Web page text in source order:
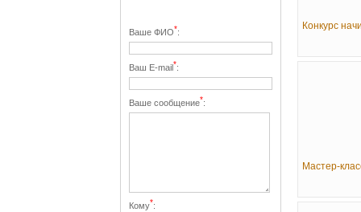
Ваше ФИО*:
Ваш E-mail*:
Ваше сообщение*:
Кому*:
Конкурс
Мастер-